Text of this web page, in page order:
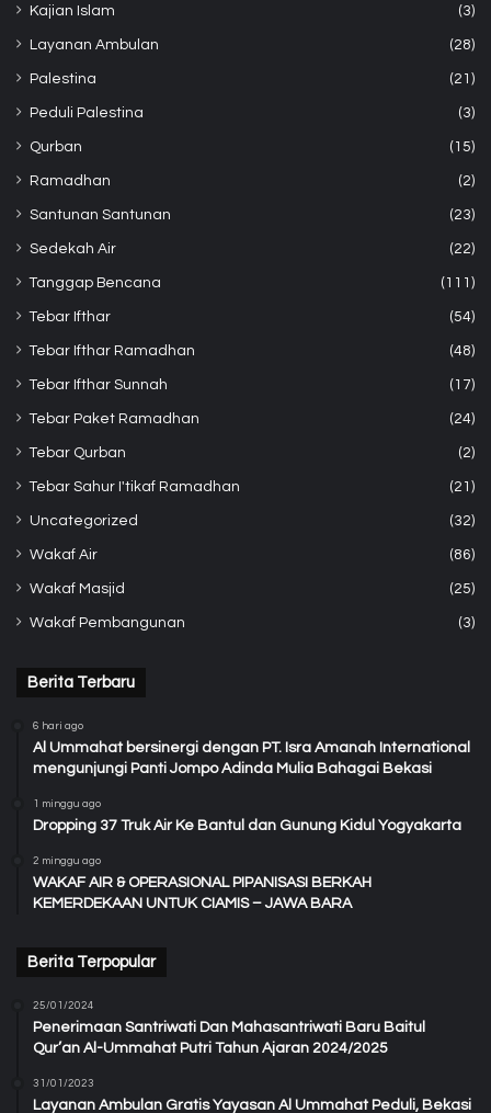
Kajian Islam (3)
Layanan Ambulan (28)
Palestina (21)
Peduli Palestina (3)
Qurban (15)
Ramadhan (2)
Santunan Santunan (23)
Sedekah Air (22)
Tanggap Bencana (111)
Tebar Ifthar (54)
Tebar Ifthar Ramadhan (48)
Tebar Ifthar Sunnah (17)
Tebar Paket Ramadhan (24)
Tebar Qurban (2)
Tebar Sahur I'tikaf Ramadhan (21)
Uncategorized (32)
Wakaf Air (86)
Wakaf Masjid (25)
Wakaf Pembangunan (3)
Berita Terbaru
6 hari ago
Al Ummahat bersinergi dengan PT. Isra Amanah International
mengunjungi Panti Jompo Adinda Mulia Bahagai Bekasi
1 minggu ago
Dropping 37 Truk Air Ke Bantul dan Gunung Kidul Yogyakarta
2 minggu ago
WAKAF AIR & OPERASIONAL PIPANISASI BERKAH
KEMERDEKAAN UNTUK CIAMIS – JAWA BARA
Berita Terpopular
25/01/2024
Penerimaan Santriwati Dan Mahasantriwati Baru Baitul
Qur’an Al-Ummahat Putri Tahun Ajaran 2024/2025
31/01/2023
Layanan Ambulan Gratis Yayasan Al Ummahat Peduli, Bekasi